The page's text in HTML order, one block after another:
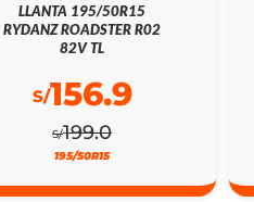
LLANTA 195/50R15
RYDANZ ROADSTER R02
82V TL
S/199.0
S/156.9
195/50R15